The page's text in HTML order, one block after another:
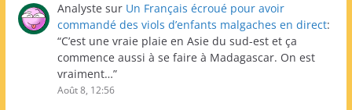
Analyste sur Un Français écroué pour avoir
commandé des viols d’enfants malgaches en direct:
“C’est une vraie plaie en Asie du sud-est et ça
commence aussi à se faire à Madagascar. On est
vraiment…”
Août 8, 12:56